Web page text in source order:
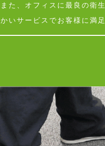
また、オフィスに最良の衛
かいサービスでお客様に満